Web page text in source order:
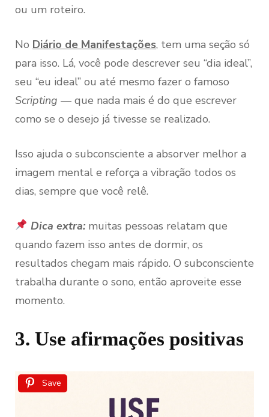
ou um roteiro.
No Diário de Manifestações, tem uma seção só
para isso. Lá, você pode descrever seu “dia ideal”,
seu “eu ideal” ou até mesmo fazer o famoso
Scripting — que nada mais é do que escrever
como se o desejo já tivesse se realizado.
Isso ajuda o subconsciente a absorver melhor a
imagem mental e reforça a vibração todos os
dias, sempre que você relê.
Dica extra: muitas pessoas relatam que
quando fazem isso antes de dormir, os
resultados chegam mais rápido. O subconsciente
trabalha durante o sono, então aproveite esse
momento.
3. Use afirmações positivas
Save